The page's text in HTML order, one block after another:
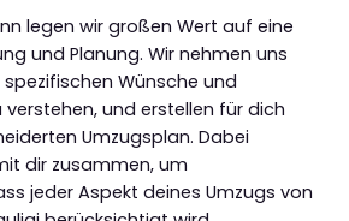
legen wir großen Wert auf eine
und Planung. Wir nehmen uns
Wünsche und
und erstellen für dich
Umzugsplan. Dabei
dir zusammen, um
jeder Aspekt deines Umzugs von